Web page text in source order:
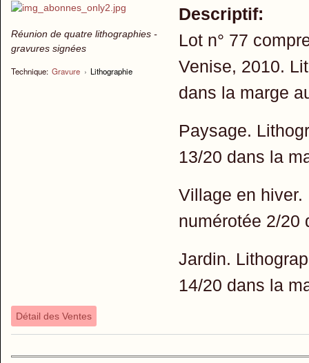
Réunion de quatre lithographies -
gravures signées
Technique: Gravure › Lithographie
Descriptif:
Lot n° 77
Venise, 2010.
dans la marge
Paysage.
13/20 dans la
Village en hiver.
numérotée 2/20
Jardin.
14/20 dans la
Détail des Ventes